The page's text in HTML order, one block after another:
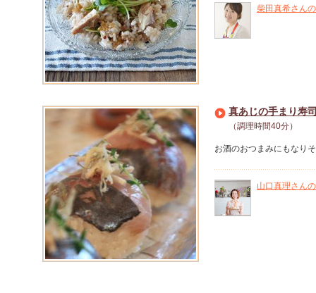
柴田真希さん
真あじの手まり寿
（調理時間40分）
お酒のおつまみにもなり
山口真理さん